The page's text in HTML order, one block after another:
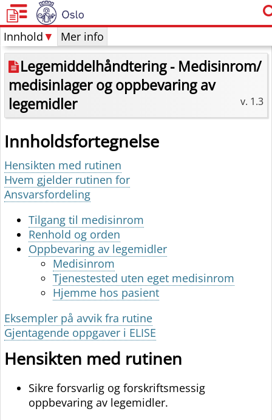
Legemiddelhåndtering
-
Medisinrom/medisinlager
og
oppbevaring
av
legemidler
Innhold▼ Mer info
Legemiddelhåndtering - Medisinrom/
medisinlager og oppbevaring av
legemidler
v. 1.3
Innholdsfortegnelse
Hensikten med rutinen
Hvem gjelder rutinen for
Ansvarsfordeling
Tilgang til medisinrom
Renhold og orden
Oppbevaring av legemidler
Medisinrom
Tjenestested uten eget medisinrom
Hjemme hos pasient
Eksempler på avvik fra rutine
Gjentagende oppgaver i ELISE
Hensikten med rutinen
Sikre forsvarlig og forskriftsmessig
oppbevaring av legemidler.